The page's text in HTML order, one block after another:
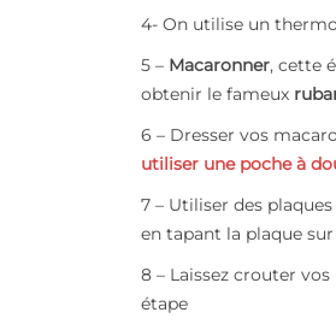
4- On utilise un
5 – Macaronner, cette
obtenir le fameux
6 – Dresser vos
utiliser une poche à
7 – Utiliser des
en tapant la plaque
8 – Laissez crouter
étape